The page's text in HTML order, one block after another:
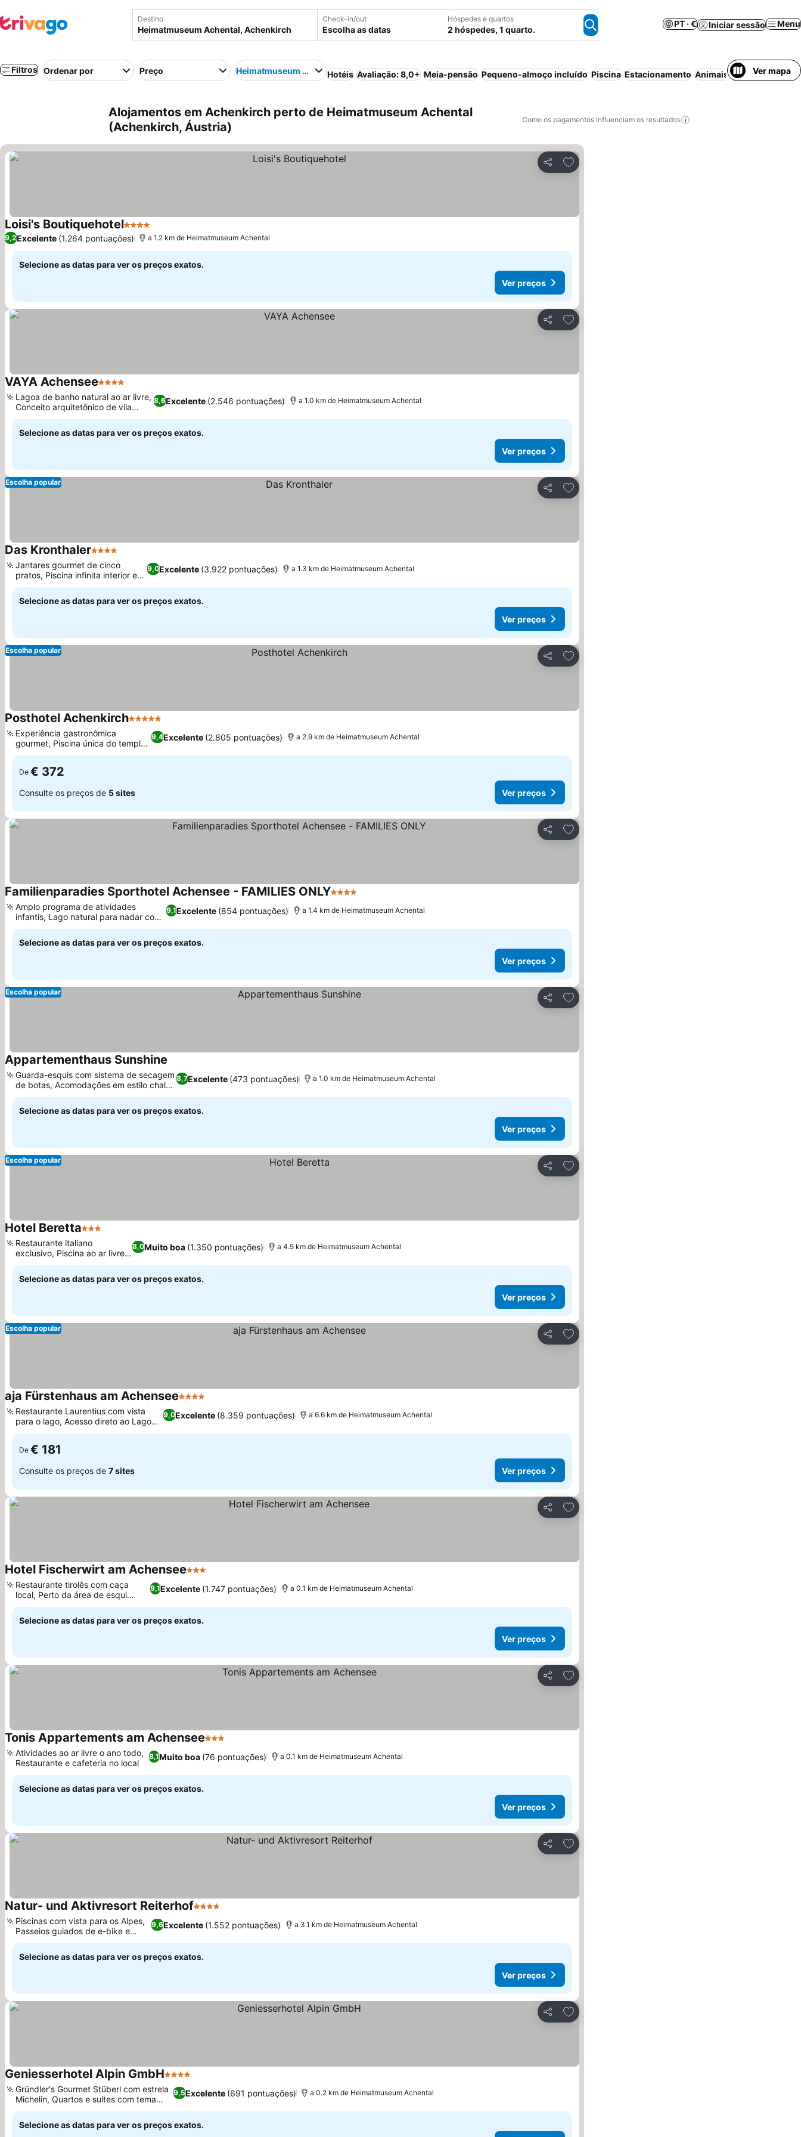
Destino Check-in/out
Escolha as datas
Hóspedes e quartos
2 hóspedes, 1 quarto.
PT · € Iniciar sessão Menu
Filtros Ordenar por Preço Heimatmuseum AchentalHotéis Avaliação: 8,0+ Meia-pensão Pequeno-almoço incluído Piscina Estacionamento Animais permitidos
Ver mapa
Alojamentos em Achenkirch perto de Heimatmuseum Achental
(Achenkirch, Áustria)
Como os pagamentos influenciam os resultados
Partilhar
Adicionar aos favoritos
Loisi's Boutiquehotel4 Estrelas
9,2Excelente (1.264 pontuações) a 1.2 km de Heimatmuseum Achental
Selecione as datas para ver os preços exatos.
Ver preços
Partilhar
Adicionar aos favoritos
VAYA Achensee4 Estrelas
8,6Excelente (2.546 pontuações)
Lagoa de banho natural ao ar livre,
Conceito arquitetônico de vila
alpina
a 1.0 km de Heimatmuseum Achental
Selecione as datas para ver os preços exatos.
Ver preços
Partilhar
Adicionar aos favoritos
Escolha popular
Das Kronthaler4 Estrelas
9,0Excelente (3.922 pontuações)
Jantares gourmet de cinco
pratos, Piscina infinita interior e
exterior
a 1.3 km de Heimatmuseum Achental
Selecione as datas para ver os preços exatos.
Ver preços
Partilhar
Adicionar aos favoritos
Escolha popular
Posthotel Achenkirch5 Estrelas
9,4Excelente (2.805 pontuações)
Experiência gastronômica
gourmet, Piscina única do templo
submerso
a 2.9 km de Heimatmuseum Achental
De € 372
Consulte os preços de 5 sites Ver preços
Partilhar
Adicionar aos favoritos
Familienparadies Sporthotel Achensee - FAMILIES ONLY4 Estrelas
9,1Excelente (854 pontuações)
Amplo programa de atividades
infantis, Lago natural para nadar com
toboágua
a 1.4 km de Heimatmuseum Achental
Selecione as datas para ver os preços exatos.
Ver preços
Partilhar
Adicionar aos favoritos
Escolha popular
Appartementhaus Sunshine
8,7Excelente (473 pontuações)
Guarda-esquis com sistema de secagem
de botas, Acomodações em estilo chalé
tirolês
a 1.0 km de Heimatmuseum Achental
Selecione as datas para ver os preços exatos.
Ver preços
Partilhar
Adicionar aos favoritos
Escolha popular
Hotel Beretta3 Estrelas
8,0Muito boa (1.350 pontuações)
Restaurante italiano
exclusivo, Piscina ao ar livre e
jardim
a 4.5 km de Heimatmuseum Achental
Selecione as datas para ver os preços exatos.
Ver preços
Partilhar
Adicionar aos favoritos
Escolha popular
aja Fürstenhaus am Achensee4 Estrelas
9,0Excelente (8.359 pontuações)
Restaurante Laurentius com vista
para o lago, Acesso direto ao Lago
Achensee
a 6.6 km de Heimatmuseum Achental
De € 181
Consulte os preços de 7 sites Ver preços
Partilhar
Adicionar aos favoritos
Hotel Fischerwirt am Achensee3 Estrelas
9,1Excelente (1.747 pontuações)
Restaurante tirolês com caça
local, Perto da área de esqui
Christlum
a 0.1 km de Heimatmuseum Achental
Selecione as datas para ver os preços exatos.
Ver preços
Partilhar
Adicionar aos favoritos
Tonis Appartements am Achensee3 Estrelas
8,1Muito boa (76 pontuações)
Atividades ao ar livre o ano todo,
Restaurante e cafeteria no local
a 0.1 km de Heimatmuseum Achental
Selecione as datas para ver os preços exatos.
Ver preços
Partilhar
Adicionar aos favoritos
Natur- und Aktivresort Reiterhof4 Estrelas
9,6Excelente (1.552 pontuações)
Piscinas com vista para os Alpes,
Passeios guiados de e-bike e
trilhas
a 3.1 km de Heimatmuseum Achental
Selecione as datas para ver os preços exatos.
Ver preços
Partilhar
Adicionar aos favoritos
Geniesserhotel Alpin GmbH4 Estrelas
9,5Excelente (691 pontuações)
Gründler's Gourmet Stüberl com estrela
Michelin, Quartos e suítes com tema
culinário
a 0.2 km de Heimatmuseum Achental
Selecione as datas para ver os preços exatos.